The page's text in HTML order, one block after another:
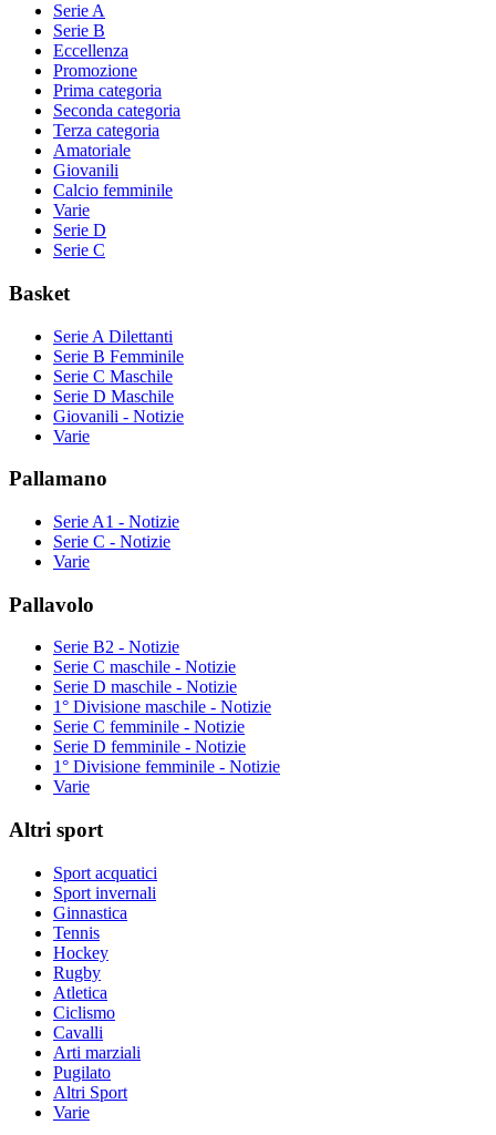
Serie A
Serie B
Eccellenza
Promozione
Prima categoria
Seconda categoria
Terza categoria
Amatoriale
Giovanili
Calcio femminile
Varie
Serie D
Serie C
Basket
Serie A Dilettanti
Serie B Femminile
Serie C Maschile
Serie D Maschile
Giovanili - Notizie
Varie
Pallamano
Serie A1 - Notizie
Serie C - Notizie
Varie
Pallavolo
Serie B2 - Notizie
Serie C maschile - Notizie
Serie D maschile - Notizie
1° Divisione maschile - Notizie
Serie C femminile - Notizie
Serie D femminile - Notizie
1° Divisione femminile - Notizie
Varie
Altri sport
Sport acquatici
Sport invernali
Ginnastica
Tennis
Hockey
Rugby
Atletica
Ciclismo
Cavalli
Arti marziali
Pugilato
Altri Sport
Varie